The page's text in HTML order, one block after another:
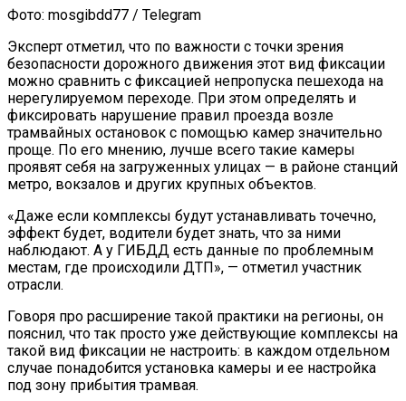
Фото: mosgibdd77 / Telegram
Эксперт отметил, что по важности с точки зрения
безопасности дорожного движения этот вид фиксации
можно сравнить с фиксацией непропуска пешехода на
нерегулируемом переходе. При этом определять и
фиксировать нарушение правил проезда возле
трамвайных остановок с помощью камер значительно
проще. По его мнению, лучше всего такие камеры
проявят себя на загруженных улицах — в районе станций
метро, вокзалов и других крупных объектов.
«Даже если комплексы будут устанавливать точечно,
эффект будет, водители будет знать, что за ними
наблюдают. А у ГИБДД есть данные по проблемным
местам, где происходили ДТП», — отметил участник
отрасли.
Говоря про расширение такой практики на регионы, он
пояснил, что так просто уже действующие комплексы на
такой вид фиксации не настроить: в каждом отдельном
случае понадобится установка камеры и ее настройка
под зону прибытия трамвая.